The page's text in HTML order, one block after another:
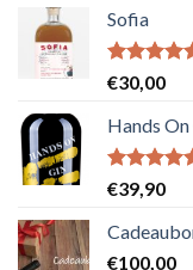
Sofia
Waardering
5.00uit 5
€30,00
Hands On
Waardering
5.00uit 5
€39,90
€100,00